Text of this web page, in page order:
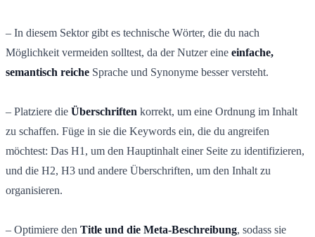
– In diesem Sektor gibt es technische Wörter, die du nach
Möglichkeit vermeiden solltest, da der Nutzer eine einfache,
semantisch reiche Sprache und Synonyme besser versteht.
– Platziere die Überschriften korrekt, um eine Ordnung im Inhalt
zu schaffen. Füge in sie die Keywords ein, die du angreifen
möchtest: Das H1, um den Hauptinhalt einer Seite zu identifizieren,
und die H2, H3 und andere Überschriften, um den Inhalt zu
organisieren.
– Optimiere den Title und die Meta-Beschreibung, sodass sie